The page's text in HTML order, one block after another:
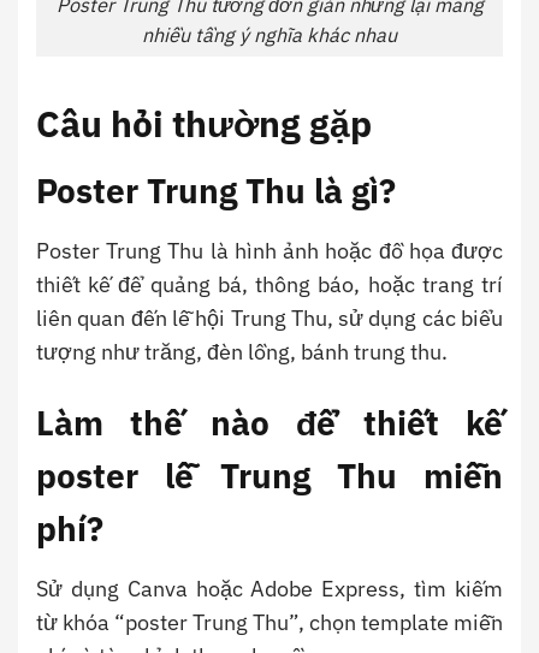
nhiều tầng ý nghĩa khác nhau
Câu hỏi thường gặp
Poster Trung Thu là gì?
Poster Trung Thu là hình ảnh hoặc đồ họa được
thiết kế để quảng bá, thông báo, hoặc trang trí
liên quan đến lễ hội Trung Thu, sử dụng các biểu
tượng như trăng, đèn lồng, bánh trung thu.
Làm thế nào để thiết kế
poster lễ Trung Thu miễn
phí?
Sử dụng Canva hoặc Adobe Express, tìm kiếm
từ khóa “poster Trung Thu”, chọn template miễn